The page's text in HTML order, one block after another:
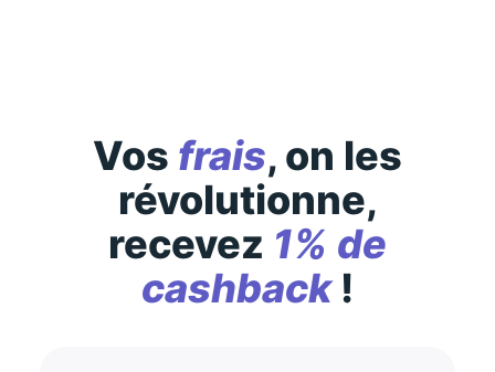
Vos frais, on les
révolutionne,
recevez 1% de
cashback!